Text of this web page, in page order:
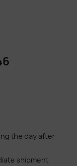
the day after
shipment